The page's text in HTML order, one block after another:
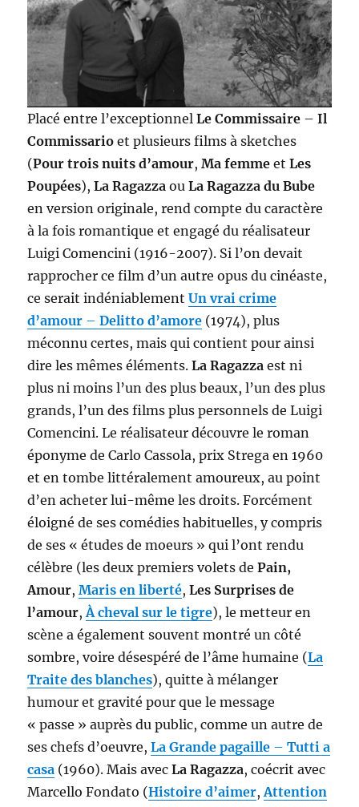
Placé entre l’exceptionnelLe Commissaire –Il
Commissario et plusieurs films à sketches
(Pour trois nuits d’amour,Ma femme etLes
Poupées),La Ragazza ouLa Ragazza du Bube
en version originale, rend compte du caractère
à la fois romantique et engagé du réalisateur
Luigi Comencini (1916-2007). Si l’on devait
rapprocher ce film d’un autre opus du cinéaste,
ce serait indéniablementUn vrai crime
d’amour –Delitto d’amore (1974), plus
méconnu certes, mais qui contient pour ainsi
dire les mêmes éléments.La Ragazza est ni
plus ni moins l’un des plus beaux, l’un des plus
grands, l’un des films plus personnels de Luigi
Comencini. Le réalisateur découvre le roman
éponyme de Carlo Cassola, prix Strega en 1960
et en tombe littéralement amoureux, au point
d’en acheter lui-même les droits. Forcément
éloigné de ses comédies habituelles, y compris
de ses « études de moeurs » qui l’ont rendu
célèbre (les deux premiers volets dePain,
Amour,Maris en liberté,Les Surprises de
l’amour,À cheval sur le tigre), le metteur en
scène a également souvent montré un côté
sombre, voire désespéré de l’âme humaine (La
Traite des blanches), quitte à mélanger
humour et gravité pour que le message
« passe » auprès du public, comme un autre de
ses chefs d’oeuvre,La Grande pagaille –Tutti a
casa (1960). Mais avecLa Ragazza, coécrit avec
Marcello Fondato (Histoire d’aimer,Attention